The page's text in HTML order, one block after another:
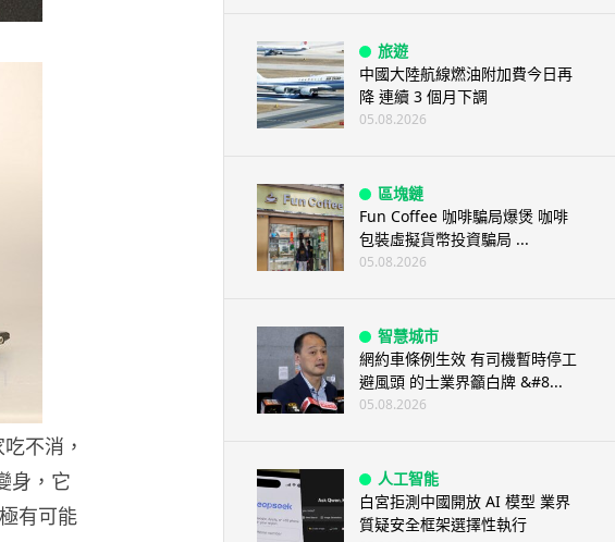
不消，
身，它
有可能
旅遊
中國大陸航線燃油附加費今日再
降 連續 3 個月下調
05.08.2026
區塊鏈
Fun Coffee 咖啡騙局爆煲 咖啡
包裝虛擬貨幣投資騙局 ...
05.08.2026
智慧城市
網約車條例生效 有司機暫時停工
避風頭 的士業界籲白牌 &#8...
05.08.2026
人工智能
白宮拒測中國開放 AI 模型 業界
質疑安全框架選擇性執行